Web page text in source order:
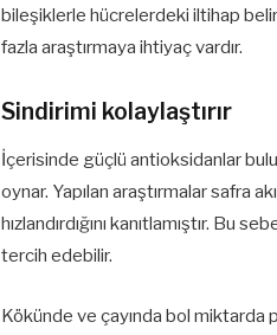
bileşiklerle hücrelerdeki iltihap
fazla araştırmaya ihtiyaç vardır.
Sindirimi kolaylaştırır
İçerisinde güçlü antioksidanlar
oynar. Yapılan araştırmalar safra
hızlandırdığını kanıtlamıştır.
tercih edebilir.
Kökünde ve çayında bol miktarda